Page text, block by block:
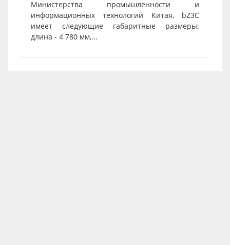
Министерства промышленности и
информационных технологий Китая, bZ3C
имеет следующие габаритные размеры:
длина - 4 780 мм,...